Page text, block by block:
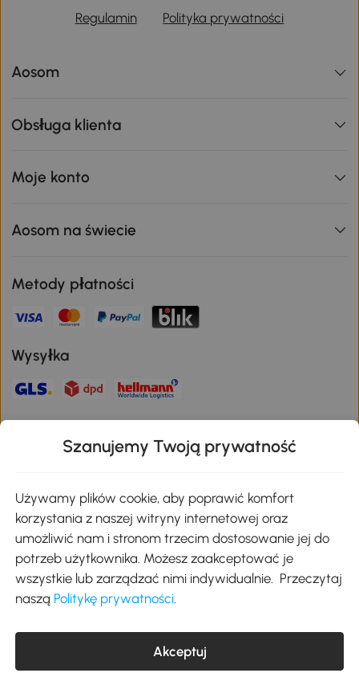
Regulamin Polityka prywatności
Aosom
Obsługa klienta
Moje konto
Aosom na świecie
Metody płatności
Wysyłka
Pobierz aplikację Aosom
Google Play
kontakt@aosom.pl
MH Handel GmbH, Wendenstraße 309, 20537 Hamburg Pon.-piąt.:
9:00 - 17:30
Szanujemy Twoją prywatność
Używamy plików cookie, aby poprawić komfort
korzystania z naszej witryny internetowej oraz
umożliwić nam i stronom trzecim dostosowanie jej do
potrzeb użytkownika. Możesz zaakceptować je
wszystkie lub zarządzać nimi indywidualnie. Przeczytaj
naszą Politykę prywatności.
Akceptuj